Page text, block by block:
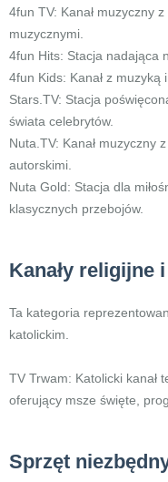
4fun TV: Kanał muzyczny
muzycznymi.
4fun Hits: Stacja nadająca
4fun Kids: Kanał z muzyką
Stars.TV: Stacja
świata celebrytów.
Nuta.TV: Kanał muzyczny
autorskimi.
Nuta Gold: Stacja dla
klasycznych przebojów.
Kanały religijne
Ta kategoria
katolickim.
TV Trwam: Katolicki kanał
oferujący msze święte,
Sprzęt